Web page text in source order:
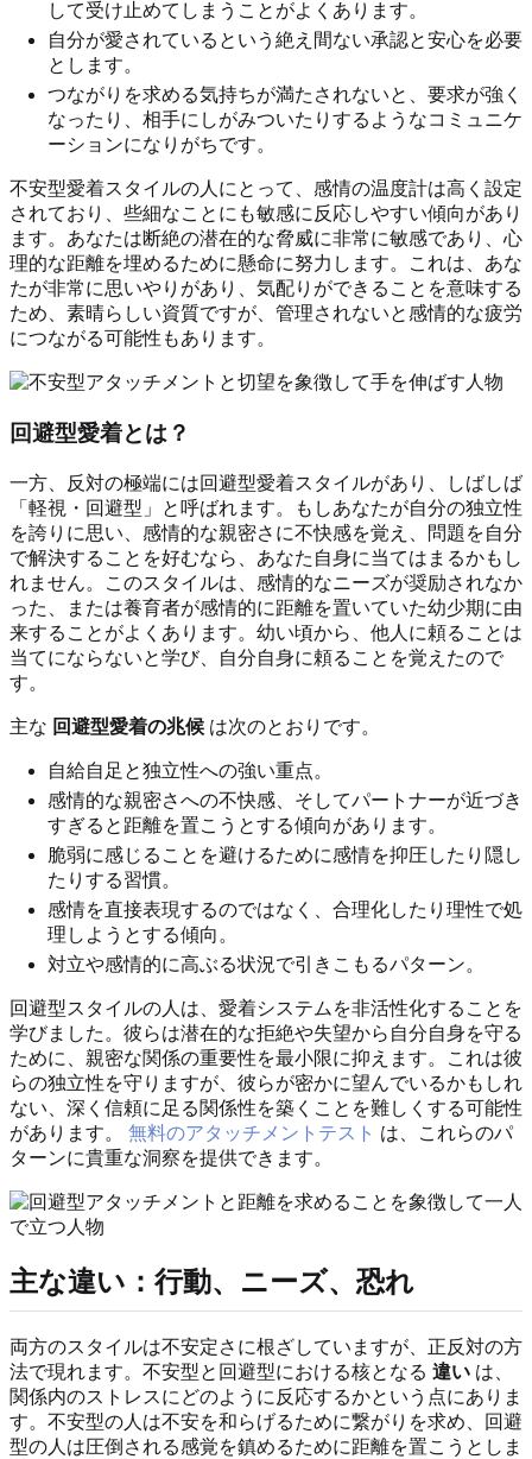
して受け止めてしまうことがよくあります。
自分が愛されているという絶え間ない承認と安心を必要
とします。
つながりを求める気持ちが満たされないと、要求が強く
なったり、相手にしがみついたりするようなコミュニケ
ーションになりがちです。
不安型愛着スタイルの人にとって、感情の温度計は高く設定
されており、些細なことにも敏感に反応しやすい傾向があり
ます。あなたは断絶の潜在的な脅威に非常に敏感であり、心
理的な距離を埋めるために懸命に努力します。これは、あな
たが非常に思いやりがあり、気配りができることを意味する
ため、素晴らしい資質ですが、管理されないと感情的な疲労
につながる可能性もあります。
回避型愛着とは？
一方、反対の極端には回避型愛着スタイルがあり、しばしば
「軽視・回避型」と呼ばれます。もしあなたが自分の独立性
を誇りに思い、感情的な親密さに不快感を覚え、問題を自分
で解決することを好むなら、あなた自身に当てはまるかもし
れません。このスタイルは、感情的なニーズが奨励されなか
った、または養育者が感情的に距離を置いていた幼少期に由
来することがよくあります。幼い頃から、他人に頼ることは
当てにならないと学び、自分自身に頼ることを覚えたので
す。
主な 回避型愛着の兆候 は次のとおりです。
自給自足と独立性への強い重点。
感情的な親密さへの不快感、そしてパートナーが近づき
すぎると距離を置こうとする傾向があります。
脆弱に感じることを避けるために感情を抑圧したり隠し
たりする習慣。
感情を直接表現するのではなく、合理化したり理性で処
理しようとする傾向。
対立や感情的に高ぶる状況で引きこもるパターン。
回避型スタイルの人は、愛着システムを非活性化することを
学びました。彼らは潜在的な拒絶や失望から自分自身を守る
ために、親密な関係の重要性を最小限に抑えます。これは彼
らの独立性を守りますが、彼らが密かに望んでいるかもしれ
ない、深く信頼に足る関係性を築くことを難しくする可能性
があります。 無料のアタッチメントテスト は、これらのパ
ターンに貴重な洞察を提供できます。
主な違い：行動、ニーズ、恐れ
両方のスタイルは不安定さに根ざしていますが、正反対の方
法で現れます。不安型と回避型における核となる 違い は、
関係内のストレスにどのように反応するかという点にありま
す。不安型の人は不安を和らげるために繋がりを求め、回避
型の人は圧倒される感覚を鎮めるために距離を置こうとしま